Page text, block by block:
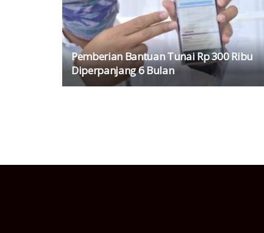
Pemberian Bantuan Tunai Rp 300 Ribu
Diperpanjang 6 Bulan